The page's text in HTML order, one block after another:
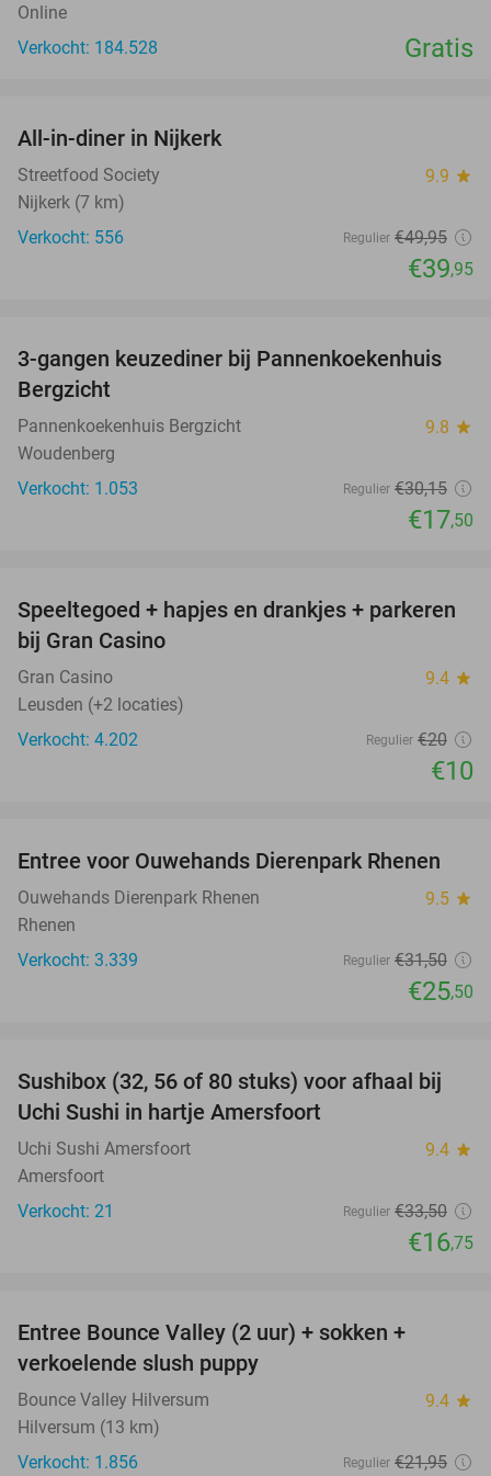
Online
Verkocht: 184.528
Gratis
All-in-diner in Nijkerk
Streetfood Society 9.9 star
Nijkerk (7 km)
Verkocht: 556
Regulier €49,95
€39,95
42%
3-gangen keuzediner bij Pannenkoekenhuis
Bergzicht
Pannenkoekenhuis Bergzicht 9.8 star
Woudenberg
Verkocht: 1.053
Regulier €30,15
€17,50
50%
Speeltegoed + hapjes en drankjes + parkeren
bij Gran Casino
Gran Casino 9.4 star
Leusden (+2 locaties)
Verkocht: 4.202
Regulier €20
€10
19%
Entree voor Ouwehands Dierenpark Rhenen
Ouwehands Dierenpark Rhenen 9.5 star
Rhenen
Verkocht: 3.339
Regulier €31,50
€25,50
50%
Sushibox (32, 56 of 80 stuks) voor afhaal bij
Uchi Sushi in hartje Amersfoort
Uchi Sushi Amersfoort 9.4 star
Amersfoort
Verkocht: 21
Regulier €33,50
€16,75
Entree Bounce Valley (2 uur) + sokken +
verkoelende slush puppy
Bounce Valley Hilversum 9.4 star
Hilversum (13 km)
Verkocht: 1.856
Regulier €21,95